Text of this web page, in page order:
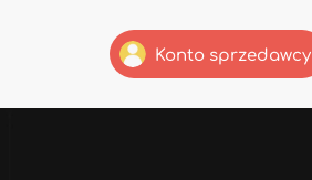
Konto sprzedawcy